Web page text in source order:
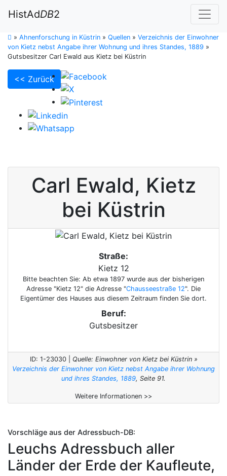
HistAdDB2
» Ahnenforschung in Küstrin » Quellen » Verzeichnis der Einwohner
von Kietz nebst Angabe ihrer Wohnung und ihres Standes, 1889 »
Gutsbesitzer Carl Ewald aus Kietz bei Küstrin
<< Zurück
Carl Ewald, Kietz
bei Küstrin
Straße:
Kietz 12
Bitte beachten Sie: Ab etwa 1897 wurde aus der bisherigen
Adresse "Kietz 12" die Adresse "Chausseestraße 12". Die
Eigentümer des Hauses aus diesem Zeitraum finden Sie dort.
Beruf:
Gutsbesitzer
ID: 1-23030 | Quelle: Einwohner von Kietz bei Küstrin »
Verzeichnis der Einwohner von Kietz nebst Angabe ihrer Wohnung
und ihres Standes, 1889, Seite 91.
Weitere Informationen >>
Vorschläge aus der Adressbuch-DB:
Leuchs Adressbuch aller
Länder der Erde der Kaufleute,